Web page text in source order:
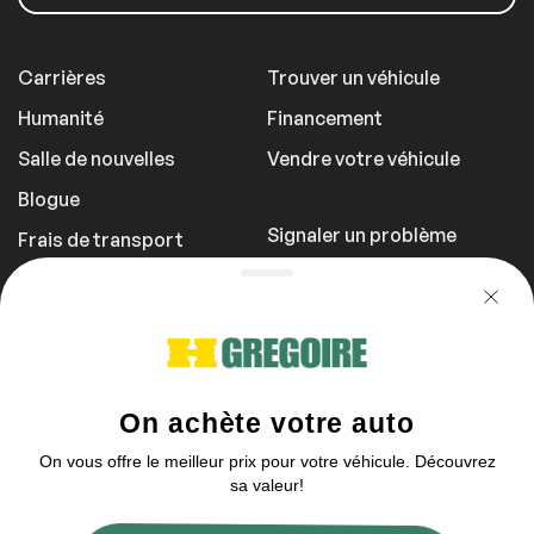
Carrières
Humanité
Salle de nouvelles
Blogue
Frais de transport
Trouver un véhicule
Financement
Vendre votre véhicule
Signaler un problème
Vous pouvez nous contacter entre 9h et